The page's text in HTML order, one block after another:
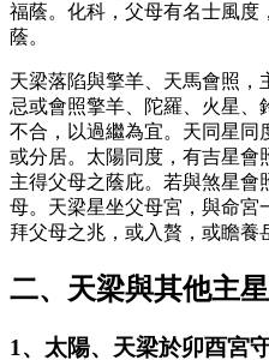
福蔭。化科，父母有名士風度
蔭。
天梁落陷與擎羊、天馬會照
忌或會照擎羊、陀羅、火星、
不合，以過繼為宜。天同星同
或分居。太陽同度，有吉星會
主得父母之蔭庇。若與煞星會
母。天梁星坐父母宮，與命宮
拜父母之兆，或入贅，或瞻養
二、天梁與其他主
1、太陽、天梁於卯酉宮